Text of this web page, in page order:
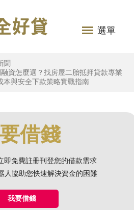
選單
聞
資怎麼選？找房屋二胎抵押貸款專業
本與安全下款策略實戰指南
借錢
即免費註冊刊登您的借款需求
人協助您快速解決資金的困難
我要借錢